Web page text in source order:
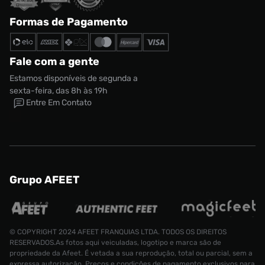
Formas de Pagamento
Fale com a gente
Estamos disponíveis de segunda a
sexta-feira, das 8h às 19h
Entre Em Contato
Grupo AFEET
© COPYRIGHT 2024 AFEET FRANQUIAS LTDA. TODOS OS DIREITOS
RESERVADOS.As fotos aqui veiculadas, logotipo e marca são de
propriedade da Afeet. É vetada a sua reprodução, total ou parcial, sem a